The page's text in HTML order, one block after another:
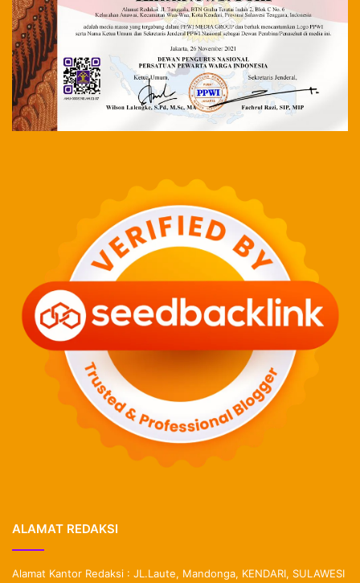
ALAMAT REDAKSI
Alamat Kantor Redaksi : JL.Laute, Mandonga, KENDARI, SULAWESI